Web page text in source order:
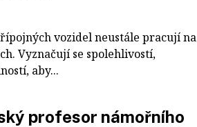
vozidel neustále pracují na
Vyznačují se spolehlivostí,
aby...
profesor námořního